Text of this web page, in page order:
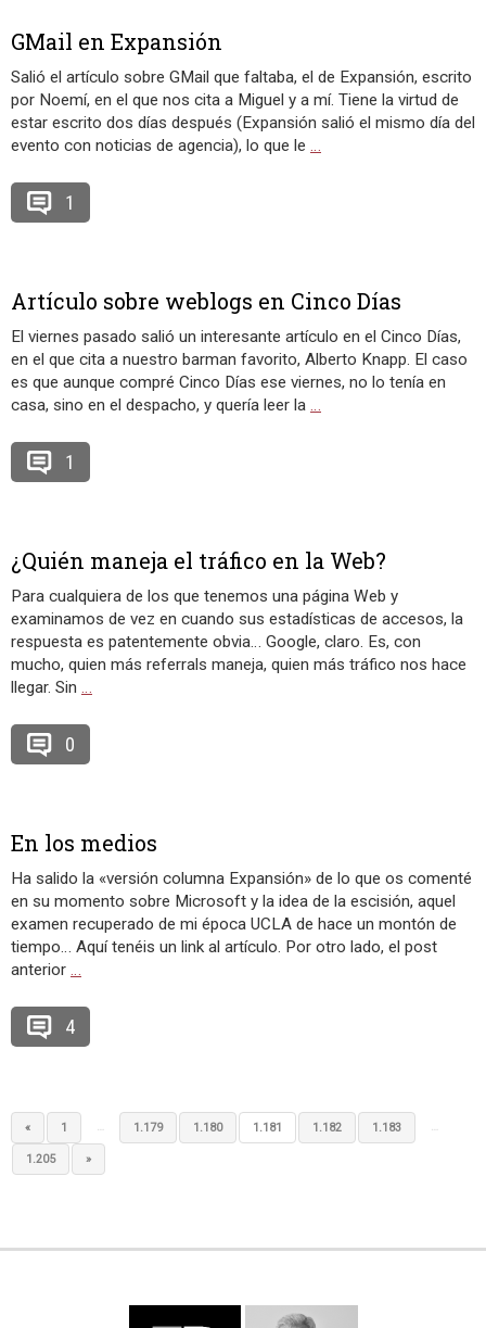
GMail en Expansión
Salió el artículo sobre GMail que faltaba, el de Expansión, escrito
por Noemí, en el que nos cita a Miguel y a mí. Tiene la virtud de
estar escrito dos días después (Expansión salió el mismo día del
evento con noticias de agencia), lo que le …
1
Artículo sobre weblogs en Cinco Días
El viernes pasado salió un interesante artículo en el Cinco Días,
en el que cita a nuestro barman favorito, Alberto Knapp. El caso
es que aunque compré Cinco Días ese viernes, no lo tenía en
casa, sino en el despacho, y quería leer la …
1
¿Quién maneja el tráfico en la Web?
Para cualquiera de los que tenemos una página Web y
examinamos de vez en cuando sus estadísticas de accesos, la
respuesta es patentemente obvia… Google, claro. Es, con
mucho, quien más referrals maneja, quien más tráfico nos hace
llegar. Sin …
0
En los medios
Ha salido la «versión columna Expansión» de lo que os comenté
en su momento sobre Microsoft y la idea de la escisión, aquel
examen recuperado de mi época UCLA de hace un montón de
tiempo… Aquí tenéis un link al artículo. Por otro lado, el post
anterior …
4
« 1 … 1.179 1.180 1.181 1.182 1.183 …
1.205 »